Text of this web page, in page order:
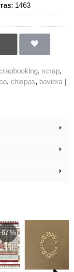
: 1463
scrap
chispas baviera |
67 %